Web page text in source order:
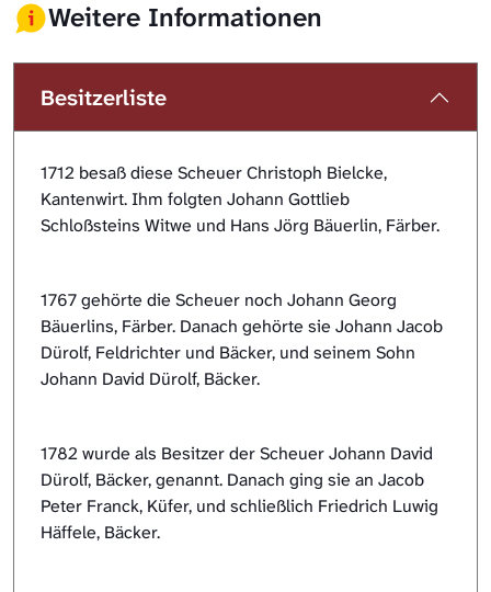
Weitere Informationen
Besitzerliste
1712 besaß diese Scheuer Christoph Bielcke,
Kantenwirt. Ihm folgten Johann Gottlieb
Schloßsteins Witwe und Hans Jörg Bäuerlin, Färber.
1767 gehörte die Scheuer noch Johann Georg
Bäuerlins, Färber. Danach gehörte sie Johann Jacob
Dürolf, Feldrichter und Bäcker, und seinem Sohn
Johann David Dürolf, Bäcker.
1782 wurde als Besitzer der Scheuer Johann David
Dürolf, Bäcker, genannt. Danach ging sie an Jacob
Peter Franck, Küfer, und schließlich Friedrich Luwig
Häffele, Bäcker.